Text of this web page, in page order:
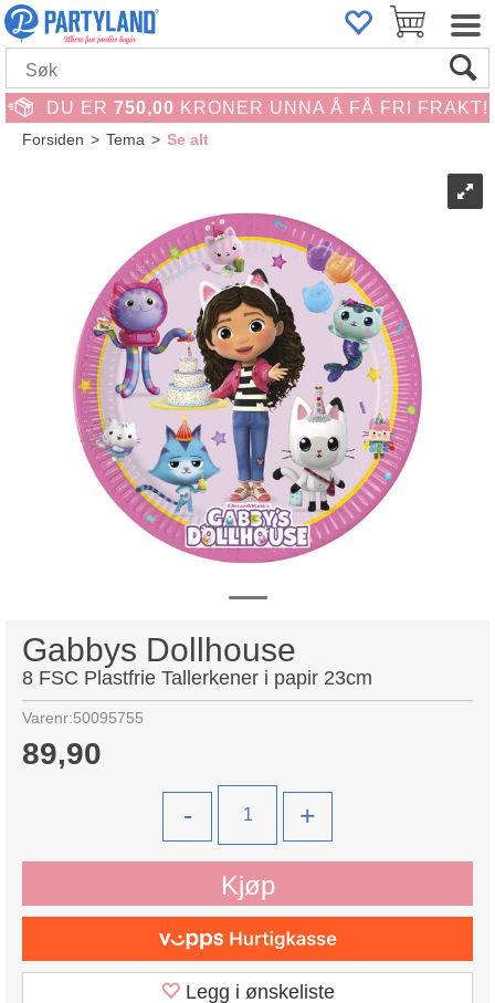
DU ER 750,00 KRONER UNNA Å FÅ FRI FRAKT!
Forsiden>Tema>Se alt
Gabbys Dollhouse
8 FSC Plastfrie Tallerkener i papir 23cm
Varenr:50095755
89,90
- +
Kjøp
Legg i ønskeliste